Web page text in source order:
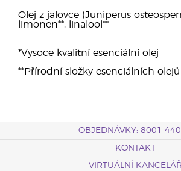
Olej z jalovce (Juniperus
limonen**, linalool**
*Vysoce kvalitní esenciální olej
**Přírodní složky esenciálních olejů
OBJEDNÁVKY: 8001
KONTAKT
VIRTUÁLNÍ KANCELÁŘ